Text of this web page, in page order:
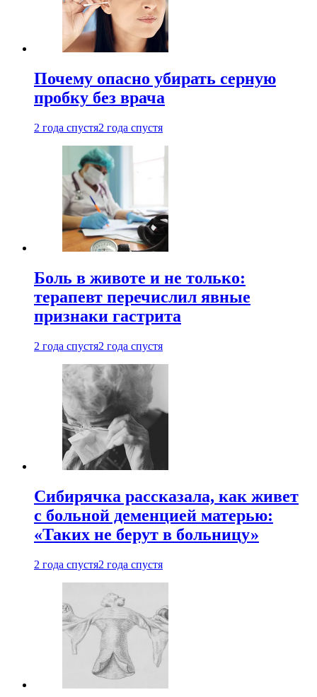
Почему опасно убирать серную
пробку без врача
2 года спустя2 года спустя
Боль в животе и не только:
терапевт перечислил явные
признаки гастрита
2 года спустя2 года спустя
Сибирячка рассказала, как живет
с больной деменцией матерью:
«Таких не берут в больницу»
2 года спустя2 года спустя